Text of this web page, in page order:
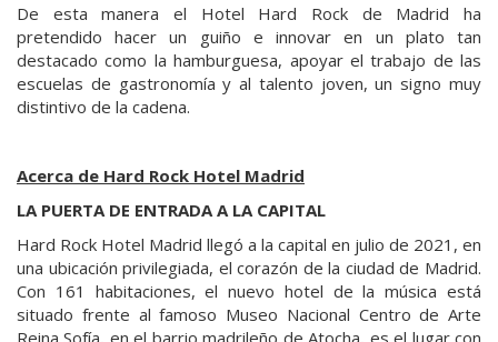
De esta manera el Hotel Hard Rock de Madrid ha
pretendido hacer un guiño e innovar en un plato tan
destacado como la hamburguesa, apoyar el trabajo de las
escuelas de gastronomía y al talento joven, un signo muy
distintivo de la cadena.
Acerca de Hard Rock Hotel Madrid
LA PUERTA DE ENTRADA A LA CAPITAL
Hard Rock Hotel Madrid llegó a la capital en julio de 2021, en
una ubicación privilegiada, el corazón de la ciudad de Madrid.
Con 161 habitaciones, el nuevo hotel de la música está
situado frente al famoso Museo Nacional Centro de Arte
Reina Sofía, en el barrio madrileño de Atocha, es el lugar con